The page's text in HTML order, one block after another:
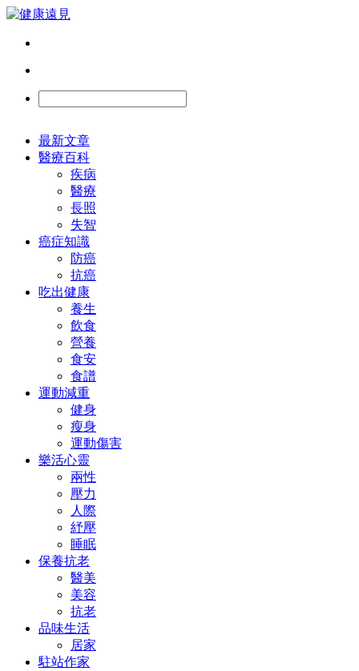
最新文章
醫療百科
疾病
醫療
長照
失智
癌症知識
防癌
抗癌
吃出健康
養生
飲食
營養
食安
食譜
運動減重
健身
瘦身
運動傷害
樂活心靈
兩性
壓力
人際
紓壓
睡眠
保養抗老
醫美
美容
抗老
品味生活
居家
駐站作家